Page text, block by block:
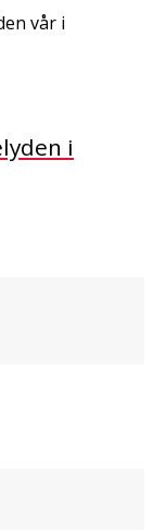
vår i
i